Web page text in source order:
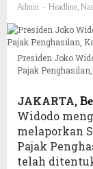
Admin - Headline,
Presiden Joko
Pajak
JAKARTA,
Widodo
melaporkan
Pajak
telah